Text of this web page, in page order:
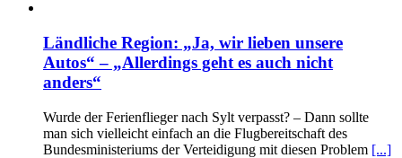
Ländliche Region: „Ja, wir lieben unsere
Autos“ – „Allerdings geht es auch nicht
anders“
Wurde der Ferienflieger nach Sylt verpasst? – Dann sollte
man sich vielleicht einfach an die Flugbereitschaft des
Bundesministeriums der Verteidigung mit diesen Problem [...]